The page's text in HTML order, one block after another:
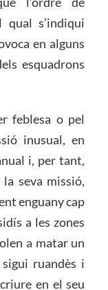
qual s’indiqui
en alguns
esquadrons
feblesa o pel
inusual, en
i, per tant,
seva missió,
enguany cap
a les zones
a matar un
ruandès i
en el seu